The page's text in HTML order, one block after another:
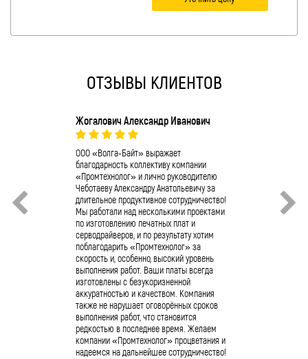
ОТЗЫВЫ КЛИЕНТОВ
Жогалович Александр Иванович
ООО «Волга-Байт» выражает
благодарность коллективу компании
«Промтехнолог» и лично руководителю
Чеботаеву Александру Анатольевичу за
длительное продуктивное сотрудничество!
Мы работали над несколькими проектами
по изготовлению печатных плат и
серводрайверов, и по результату хотим
поблагодарить «Промтехнолог» за
скорость и, особенно, высокий уровень
выполнения работ. Ваши платы всегда
изготовлены с безукоризненной
аккуратностью и качеством. Компания
также не нарушает оговорённых сроков
выполнения работ, что становится
редкостью в последнее время. Желаем
компании «Промтехнолог» процветания и
надеемся на дальнейшее сотрудничество!
4/11/10/400
Полученное